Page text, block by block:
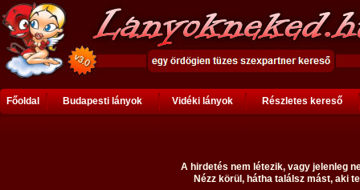
Főoldal Budapesti lányok Vidéki lányok Részletes kereső
A hirdetés nem létezik, vagy jelenleg
Nézz körül, hátha találsz mást, aki